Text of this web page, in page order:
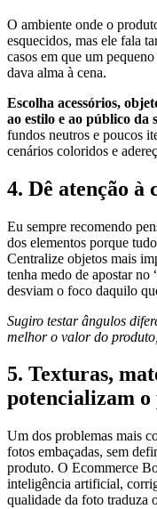
O ambiente onde o
esquecidos, mas ele fala
casos em que um
dava alma à cena.
Escolha acessórios,
ao estilo e ao público da
fundos neutros e poucos
cenários coloridos e
4. Dê atenção à
Eu sempre recomendo
dos elementos porque
Centralize objetos mais
tenha medo de apostar no
desviam o foco daquilo
Sugiro testar ângulos
melhor o valor do
5. Texturas,
potencializam
Um dos problemas mais
fotos embaçadas, sem
produto. O Ecommerce
inteligência artificial,
qualidade da foto traduza